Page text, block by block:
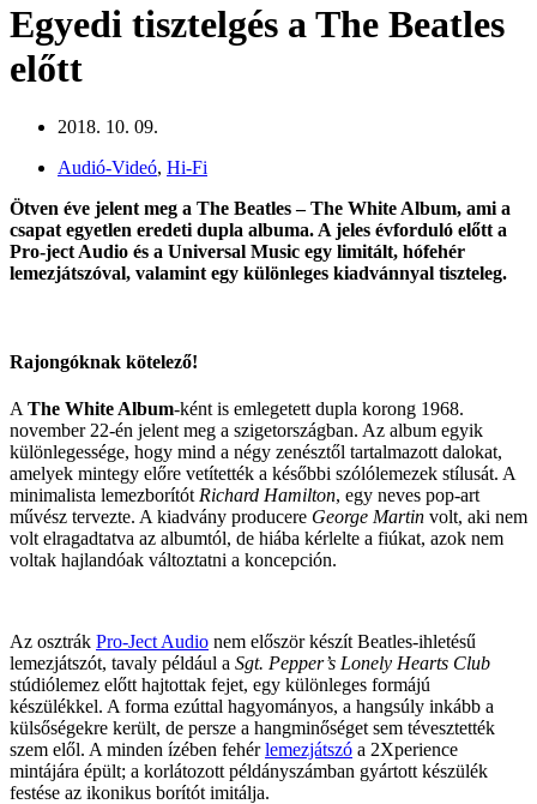
Egyedi tisztelgés a The Beatles
előtt
2018. 10. 09.
Audió-Videó, Hi-Fi
Ötven éve jelent meg a The Beatles – The White Album, ami a
csapat egyetlen eredeti dupla albuma. A jeles évforduló előtt a
Pro-ject Audio és a Universal Music egy limitált, hófehér
lemezjátszóval, valamint egy különleges kiadvánnyal tiszteleg.
Rajongóknak kötelező!
A The White Album-ként is emlegetett dupla korong 1968.
november 22-én jelent meg a szigetországban. Az album egyik
különlegessége, hogy mind a négy zenésztől tartalmazott dalokat,
amelyek mintegy előre vetítették a későbbi szólólemezek stílusát. A
minimalista lemezborítót Richard Hamilton, egy neves pop-art
művész tervezte. A kiadvány producere George Martin volt, aki nem
volt elragadtatva az albumtól, de hiába kérlelte a fiúkat, azok nem
voltak hajlandóak változtatni a koncepción.
Az osztrák Pro-Ject Audio nem először készít Beatles-ihletésű
lemezjátszót, tavaly például a Sgt. Pepper’s Lonely Hearts Club
stúdiólemez előtt hajtottak fejet, egy különleges formájú
készülékkel. A forma ezúttal hagyományos, a hangsúly inkább a
külsőségekre került, de persze a hangminőséget sem tévesztették
szem elől. A minden ízében fehérlemezjátszó a 2Xperience
mintájára épült; a korlátozott példányszámban gyártott készülék
festése az ikonikus borítót imitálja.